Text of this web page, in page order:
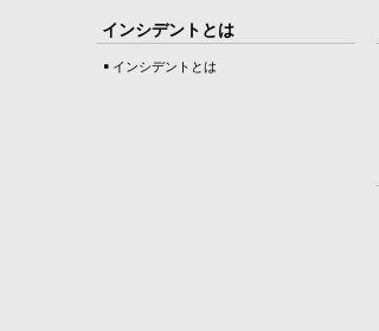
インシデントとは
インシデントとは